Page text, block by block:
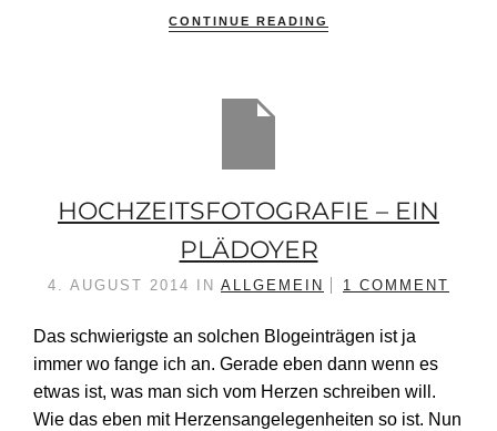
CONTINUE READING
HOCHZEITSFOTOGRAFIE – EIN
PLÄDOYER
4. AUGUST 2014 IN ALLGEMEIN 1 COMMENT
Das schwierigste an solchen Blogeinträgen ist ja
immer wo fange ich an. Gerade eben dann wenn es
etwas ist, was man sich vom Herzen schreiben will.
Wie das eben mit Herzensangelegenheiten so ist. Nun